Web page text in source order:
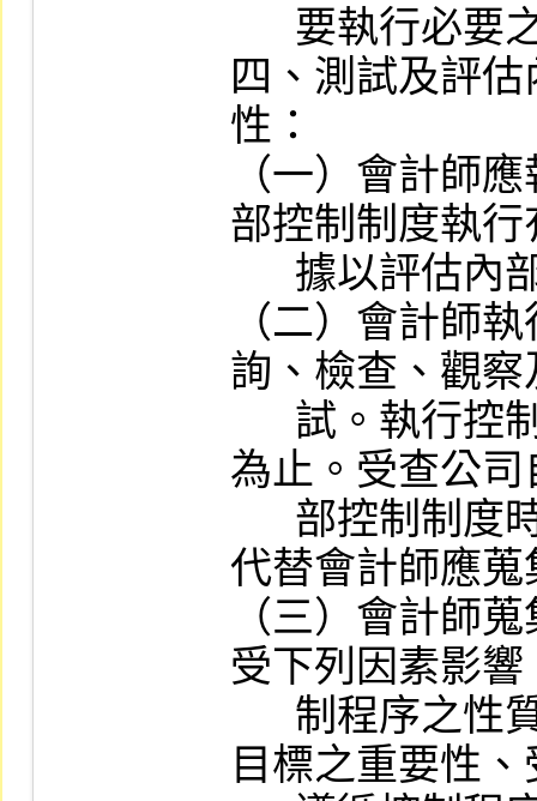
四、測試及評
性：
（一）會計師
部控制制度執
（二）會計師
詢、檢查、觀
為止。受查公
代替會計師應
（三）會計師
受下列因素影
目標之重要性